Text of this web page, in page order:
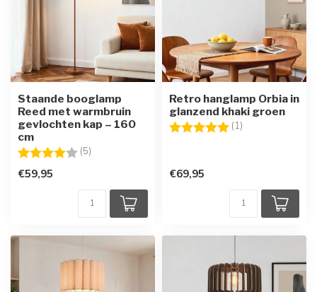
Staande booglamp
Reed met warmbruin
gevlochten kap – 160
cm
Beoordeling: (5)
€59,95
Retro hanglamp Orbia in
glanzend khaki groen
Beoordeling: (1)
€69,95